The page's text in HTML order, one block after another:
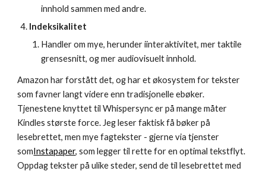
innhold sammen med andre.
Indeksikalitet
Handler om mye, herunder iinteraktivitet, mer taktile
grensesnitt, og mer audiovisuelt innhold.
Amazon har forstått det, og har et økosystem for tekster
som favner langt videre enn tradisjonelle ebøker.
Tjenestene knyttet til Whispersync er på mange måter
Kindles største force. Jeg leser faktisk få bøker på
lesebrettet, men mye fagtekster - gjerne via tjenster
somInstapaper, som legger til rette for en optimal tekstflyt.
Oppdag tekster på ulike steder, send de til lesebrettet med